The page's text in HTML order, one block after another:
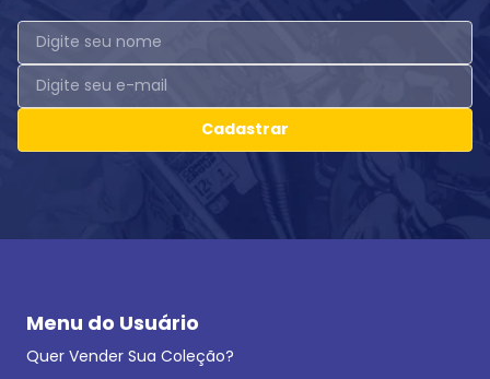
Cadastrar
Menu do Usuário
Quer Vender Sua Coleção?